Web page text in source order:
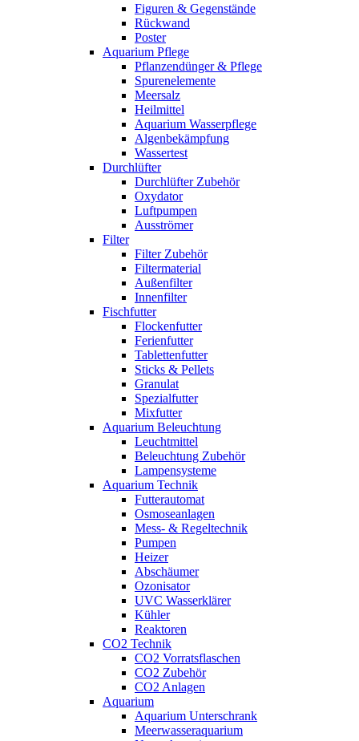
Figuren & Gegenstände
Rückwand
Poster
Aquarium Pflege
Pflanzendünger & Pflege
Spurenelemente
Meersalz
Heilmittel
Aquarium Wasserpflege
Algenbekämpfung
Wassertest
Durchlüfter
Durchlüfter Zubehör
Oxydator
Luftpumpen
Ausströmer
Filter
Filter Zubehör
Filtermaterial
Außenfilter
Innenfilter
Fischfutter
Flockenfutter
Ferienfutter
Tablettenfutter
Sticks & Pellets
Granulat
Spezialfutter
Mixfutter
Aquarium Beleuchtung
Leuchtmittel
Beleuchtung Zubehör
Lampensysteme
Aquarium Technik
Futterautomat
Osmoseanlagen
Mess- & Regeltechnik
Pumpen
Heizer
Abschäumer
Ozonisator
UVC Wasserklärer
Kühler
Reaktoren
CO2 Technik
CO2 Vorratsflaschen
CO2 Zubehör
CO2 Anlagen
Aquarium
Aquarium Unterschrank
Meerwasseraquarium